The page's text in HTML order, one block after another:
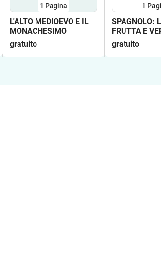
1 Pagina
L'ALTO MEDIOEVO E IL
MONACHESIMO
gratuito
1
SPAGNOLO:
FRUTTA E
gratuito